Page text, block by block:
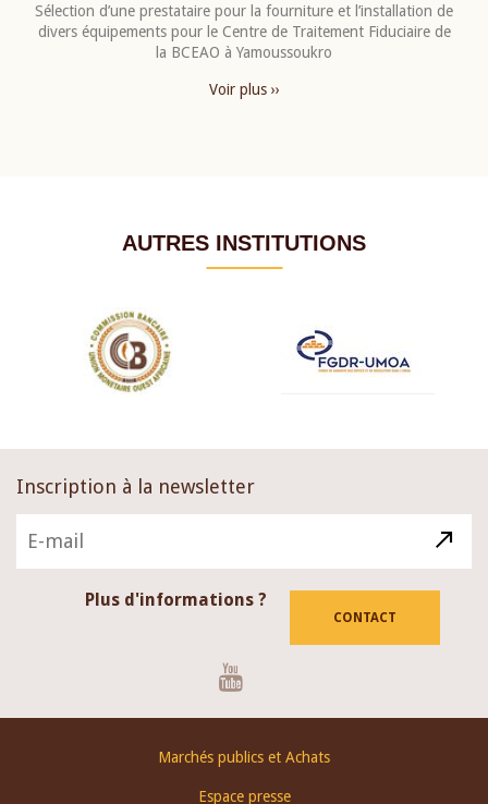
Sélection d’une prestataire pour la fourniture et l’installation de
divers équipements pour le Centre de Traitement Fiduciaire de
la BCEAO à Yamoussoukro
Voir plus ››
AUTRES INSTITUTIONS
Inscription à la newsletter
Plus d'informations ?
CONTACT
Marchés publics et Achats
Espace presse